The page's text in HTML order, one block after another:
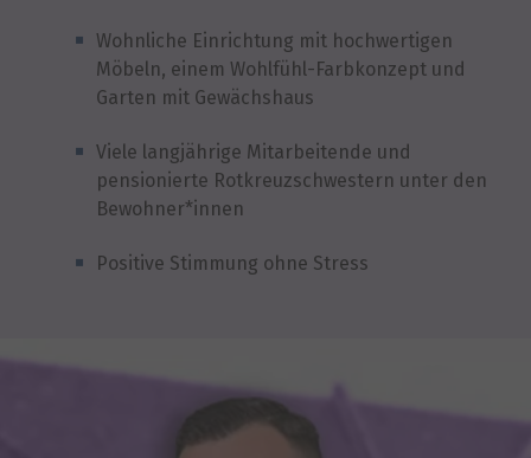
Wohnliche Einrichtung mit hochwertigen
Möbeln, einem Wohlfühl-Farbkonzept und
Garten mit Gewächshaus
Viele langjährige Mitarbeitende und
pensionierte Rotkreuzschwestern unter den
Bewohner*innen
Positive Stimmung ohne Stress